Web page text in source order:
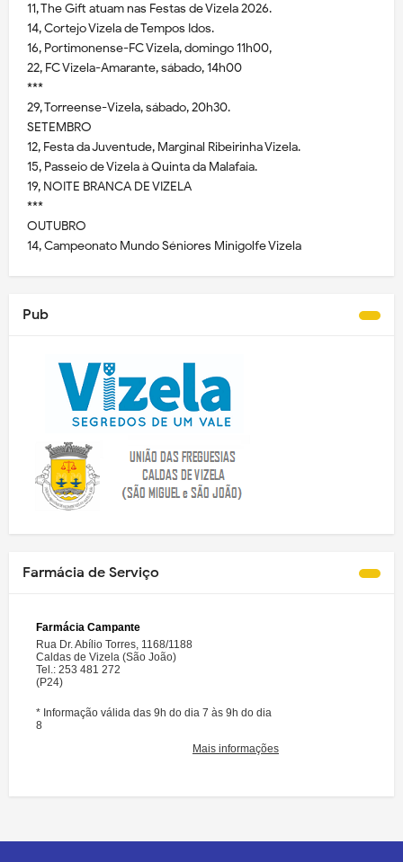
11, The Gift atuam nas Festas de Vizela 2026.
14, Cortejo Vizela de Tempos Idos.
16, Portimonense-FC Vizela, domingo 11h00,
22, FC Vizela-Amarante, sábado, 14h00
***
29, Torreense-Vizela, sábado, 20h30.
SETEMBRO
12, Festa da Juventude, Marginal Ribeirinha Vizela.
15, Passeio de Vizela à Quinta da Malafaia.
19, NOITE BRANCA DE VIZELA
***
OUTUBRO
14, Campeonato Mundo Séniores Minigolfe Vizela
Pub
Farmácia de Serviço